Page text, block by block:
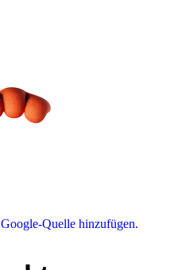
Quelle hinzufügen.